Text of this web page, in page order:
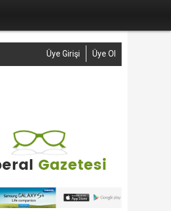
Üye Girişi Üye Ol